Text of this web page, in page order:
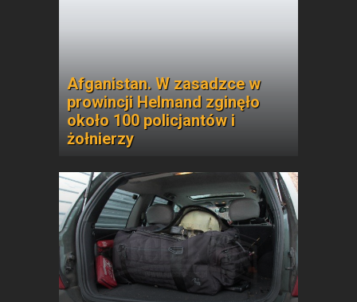
Afganistan. W zasadzce w
prowincji Helmand zginęło
około 100 policjantów i
żołnierzy